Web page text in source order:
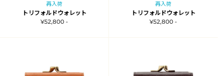
再入荷
トリフォルドウォレット
¥52,800 -
再入荷
トリフォルドウォレット
¥52,800 -